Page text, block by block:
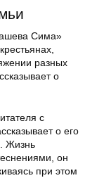
Сима»
разных
о
с
о его
Жизнь
он
при этом